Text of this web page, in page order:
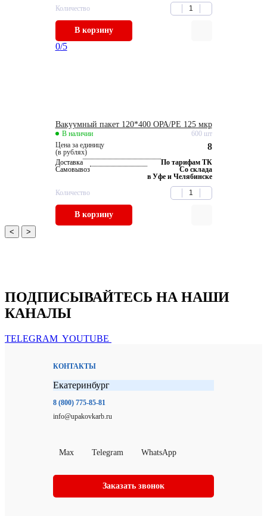
Количество
В корзину
0/5
Вакуумный пакет 120*400 OРА/РЕ 125 мкр
В наличии
600 шт
Цена за единицу
(в рублях)
8
Доставка
По тарифам ТК
Самовывоз
Со склада
в Уфе и Челябинске
Количество
В корзину
<
>
ПОДПИСЫВАЙТЕСЬ НА НАШИ
КАНАЛЫ
TELEGRAM YOUTUBE
КОНТАКТЫ
Екатеринбург
8 (800) 775-85-81
info@upakovkarb.ru
Max Telegram WhatsApp
Заказать звонок